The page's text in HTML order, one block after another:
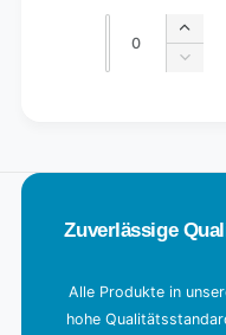
price
price
Quantity
a
Zuverlässige
Alle Produkte in
hohe